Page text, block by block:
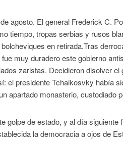
agosto. El general Frederick C.
tiempo, tropas serbias y rusos
en retirada.Tras
muy duradero este gobierno
zaristas. Decidieron disolver
el presidente Tchaikosvky había
apartado monasterio, custodiado
golpe de estado, y al día
la democracia a ojos de